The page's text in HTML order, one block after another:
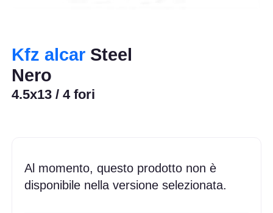
Kfz alcar Steel
Nero
4.5x13 / 4 fori
Al momento, questo prodotto non è
disponibile nella versione selezionata.